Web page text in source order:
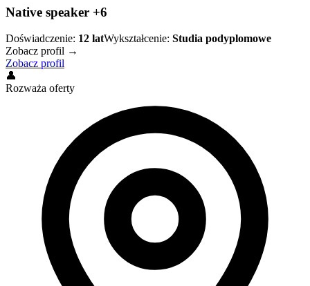
Native speaker +6
Doświadczenie: 12 latWykształcenie: Studia podyplomowe
Zobacz profil →
Zobacz profil
👤
Rozważa oferty